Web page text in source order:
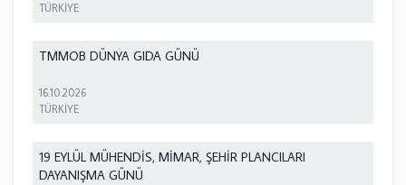
TÜRKİYE
TMMOB DÜNYA GIDA GÜNÜ
16.10.2026
TÜRKİYE
19 EYLÜL MÜHENDİS, MİMAR, ŞEHİR PLANCILARI
DAYANIŞMA GÜNÜ